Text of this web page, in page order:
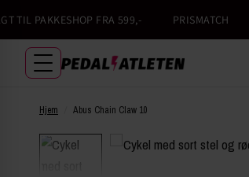
PAKKESHOP FRA 599,- PRISMATCH
Hjem Abus Chain Claw 10